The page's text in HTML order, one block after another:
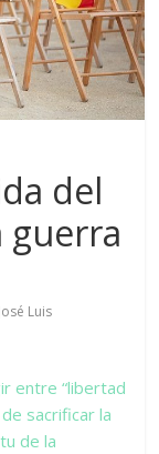
del
guerra
José Luis
entre “libertad
sacrificar la
de la